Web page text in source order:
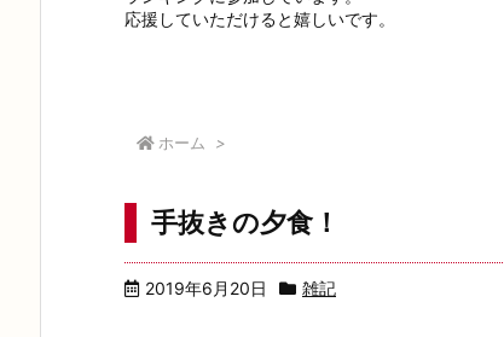
応援していただけると嬉しいです。
ホーム >
手抜きの夕食！
2019年6月20日 雑記